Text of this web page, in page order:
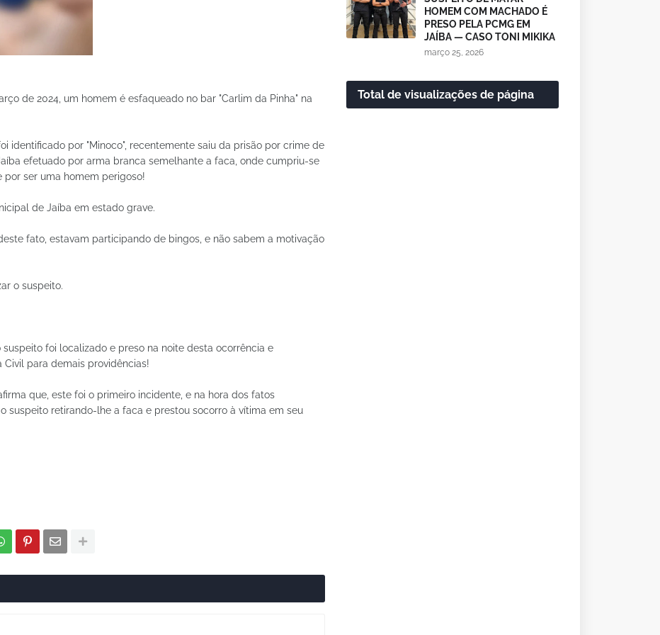
de 2024, um homem é esfaqueado no bar "Carlim da Pinha" na
identificado por "Minoco", recentemente saiu da prisão por crime de
efetuado por arma branca semelhante a faca, onde cumpriu-se
por ser uma homem perigoso!
de Jaíba em estado grave.
fato, estavam participando de bingos, e não sabem a motivação
o suspeito.
foi localizado e preso na noite desta ocorrência e
para demais providências!
que, este foi o primeiro incidente, e na hora dos fatos
suspeito retirando-lhe a faca e prestou socorro à vítima em seu
HOMEM COM MACHADO É
PRESO PELA PCMG EM
JAÍBA — CASO TONI MIKIKA
março 25, 2026
Total de visualizações de página